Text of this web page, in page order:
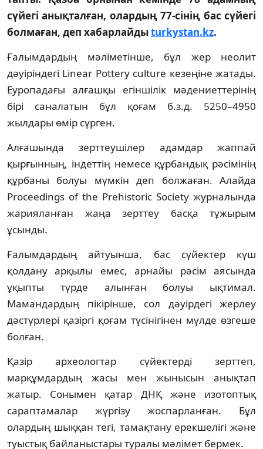
сүйегі анықталған, олардың 77-сінің бас сүйегі
болмаған, деп хабарлайдыturkystan.kz.
Ғалымдардың мәліметінше, бұл жер неолит
дәуіріндегі Linear Pottery culture кезеңіне жатады.
Еуропадағы алғашқы егіншілік мәдениеттерінің
бірі саналатын бұл қоғам б.з.д. 5250–4950
жылдары өмір сүрген.
Алғашында зерттеушілер адамдар жаппай
қырғынның, індеттің немесе құрбандық рәсімінің
құрбаны болуы мүмкін деп болжаған. Алайда
Proceedings of the Prehistoric Society журналында
жарияланған жаңа зерттеу басқа тұжырым
ұсынды.
Ғалымдардың айтуынша, бас сүйектер күш
қолдану арқылы емес, арнайы рәсім аясында
ұқыпты түрде алынған болуы ықтимал.
Мамандардың пікірінше, сол дәуірдегі жерлеу
дәстүрлері қазіргі қоғам түсінігінен мүлде өзгеше
болған.
Қазір археологтар сүйектерді зерттеп,
марқұмдардың жасы мен жынысын анықтап
жатыр. Сонымен қатар ДНҚ және изотоптық
сараптамалар жүргізу жоспарланған. Бұл
олардың шыққан тегі, тамақтану ерекшелігі және
туыстық байланыстары туралы мәлімет бермек.